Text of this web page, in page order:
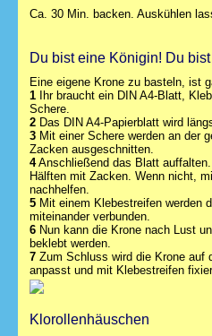
Ca. 30 Min. backen. Auskühlen
Du bist eine Königin! Du
Eine eigene Krone zu basteln, ist
1 Ihr braucht ein DIN A4-Blatt,
Schere.
2 Das DIN A4-Papierblatt wird
3 Mit einer Schere werden an der
Zacken ausgeschnitten.
4Anschließend das Blatt
Hälften mit Zacken. Wenn nicht,
nachhelfen.
5 Mit einem Klebestreifen werden
miteinander verbunden.
6 Nun kann die Krone nach Lust
beklebt werden.
7 Zum Schluss wird die Krone auf
anpasst und mit Klebestreifen
Klorollenhäuschen